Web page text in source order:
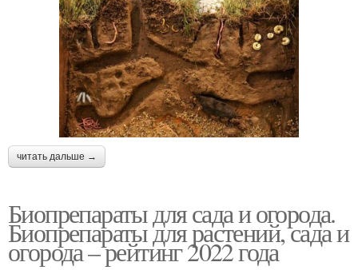
читать дальше →
Биопрепараты для сада и огорода.
Биопрепараты для растений, сада и
огорода – рейтинг 2022 года